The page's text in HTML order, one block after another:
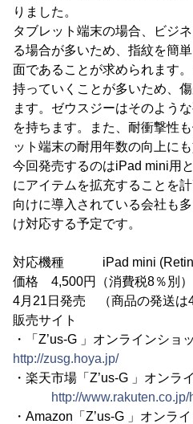
りました。
タブレット端末の場合、ビジ
る場合が多いため、指紋を簡
面であることが求められます
持っていくことが多いため、
ます。ゼウスジーはそのよう
を持ちます。また、耐衝撃性
ット端末の耐用年数の向上に
今回発売するのはiPad mini用
にアイテムを拡充することを
向けに導入されている会社も
け対応する予定です。
対応機種 iPad mini (Retina
価格 4,500円（消費税8％別）
4月21日発売 （商品の発送は4
販売サイト
・「Z’us-G 」オンラインショ
http://zusg.hoya.jp/
・楽天市場「Z’us-G 」オンラ
http://
・Amazon「Z’us-G 」オンラ